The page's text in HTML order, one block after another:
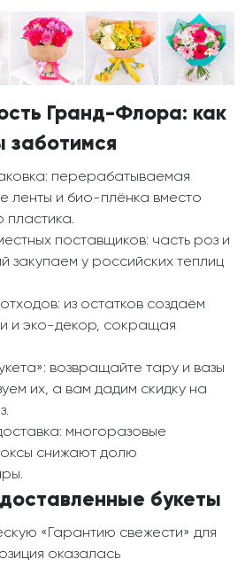
Гранд-Флора: как
заботимся
перерабатываемая
ленты и био-плёнка вместо
пластика.
поставщиков: часть роз и
закупаем у российских теплиц
из остатков создаём
и эко-декор, сокращая
возвращайте тару и вазы
их, а вам дадим скидку на
многоразовые
снижают долю
букеты
«Гарантию свежести» для
оказалась